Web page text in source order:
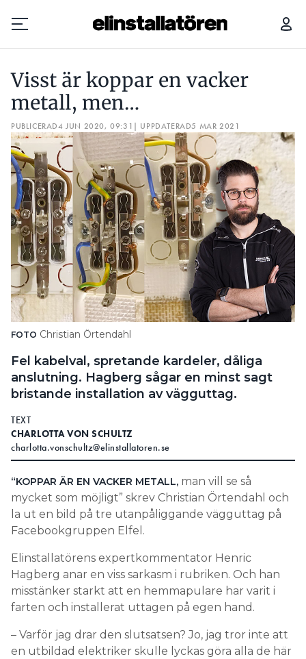
Prenumerera
Hantera prenumeration
Lediga jobb
Annonsera
Läs E-tidningen
Om tidningen
Kontakt
Personuppgifter
Search for:
SEARCH
Visst är koppar en vacker
metall, men…
PUBLICERAD4 JUN 2020, 09:31 | UPPDATERAD5 MAR 2021
FOTO Christian Örtendahl
Fel kabelval, spretande kardeler, dåliga
anslutning. Hagberg sågar en minst sagt
bristande installation av vägguttag.
TEXT
CHARLOTTA VON SCHULTZ
charlotta.vonschultz@elinstallatoren.se
“KOPPAR ÄR EN VACKER METALL, man vill se så
mycket som möjligt” skrev Christian Örtendahl och
la ut en bild på tre utanpåliggande vägguttag på
Facebookgruppen Elfel.
Elinstallatörens expertkommentator Henric
Hagberg anar en viss sarkasm i rubriken. Och han
misstänker starkt att en hemmapulare har varit i
farten och installerat uttagen på egen hand.
– Varför jag drar den slutsatsen? Jo, jag tror inte att
en utbildad elektriker skulle lyckas göra alla de här
VISST ÄR KOPPAR EN VACKER METALL, MEN…